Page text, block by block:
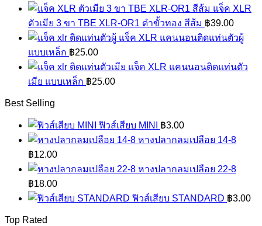
แจ็ค XLR
ตัวเมีย 3 ขา TBE XLR-OR1 ดำขั้วทอง สีส้ม ฿39.00
แจ็ค XLR แคนนอนติดแท่นตัวผู้
แบบเหล็ก ฿25.00
แจ็ค XLR แคนนอนติดแท่นตัว
เมีย แบบเหล็ก ฿25.00
Best Selling
ฟิวส์เสียบ MINI ฿3.00
หางปลากลมเปลือย 14-8
฿12.00
หางปลากลมเปลือย 22-8
฿18.00
ฟิวส์เสียบ STANDARD ฿3.00
Top Rated